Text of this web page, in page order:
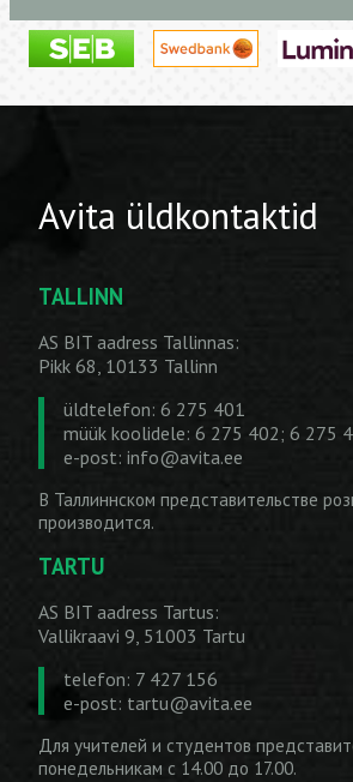
Avita üldkontaktid
TALLINN
AS BIT aadress Tallinnas:
Pikk 68, 10133 Tallinn
üldtelefon: 6 275 401
müük koolidele: 6 275 402; 6 275
e-post: info@avita.ee
В Таллиннском представительстве
производится.
TARTU
AS BIT aadress Tartus:
Vallikraavi 9, 51003 Tartu
telefon: 7 427 156
e-post: tartu@avita.ee
Для учителей и студентов
понедельникам с 14.00 до 17.00.